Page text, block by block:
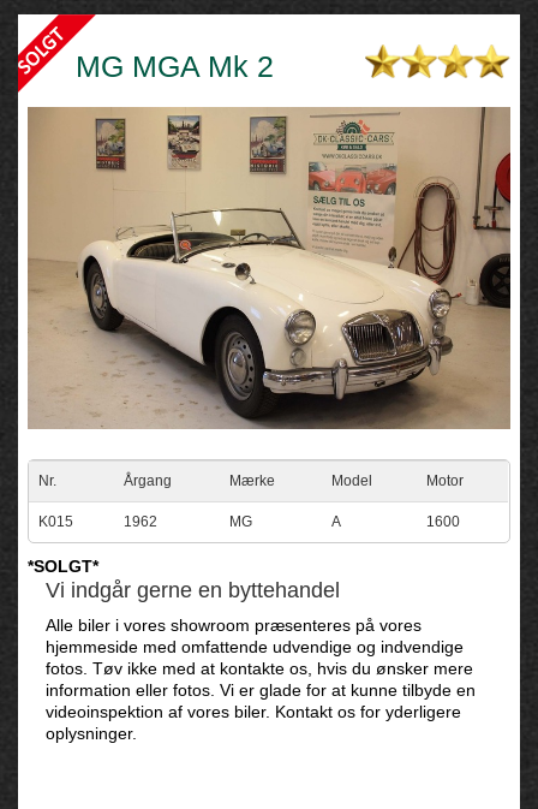
MG MGA Mk 2
Nr. Årgang Mærke Model Motor
K015 1962 MG A 1600
*SOLGT*
Vi indgår gerne en byttehandel
Alle biler i vores showroom præsenteres på vores
hjemmeside med omfattende udvendige og indvendige
fotos. Tøv ikke med at kontakte os, hvis du ønsker mere
information eller fotos. Vi er glade for at kunne tilbyde en
videoinspektion af vores biler. Kontakt os for yderligere
oplysninger.